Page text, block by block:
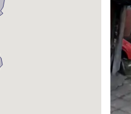
Благодарим ви! Проверете
Успех!
Благодарим ви! Очаквайте
или